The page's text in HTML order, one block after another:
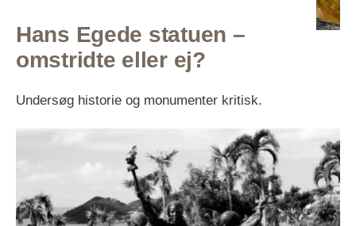
Hans Egede statuen –
omstridte eller ej?
Undersøg historie og monumenter kritisk.